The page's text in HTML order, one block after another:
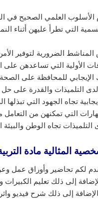
العلمي الصحيح في
التي تطرأ عليهن أثناء
الضرورية لتوفير
الأولية التي تساعدهن على
للمحافظة على
التلميذات والقدرة على
تجاه الجهود التي
التي تمكنهن من التعامل
تجاه الوطن والبيئة
المثالية مادة
لكم تحاضير وأوراق عمل
إلى ذلك تعليم الكبيرات
إلى ذلك شرح فيديو